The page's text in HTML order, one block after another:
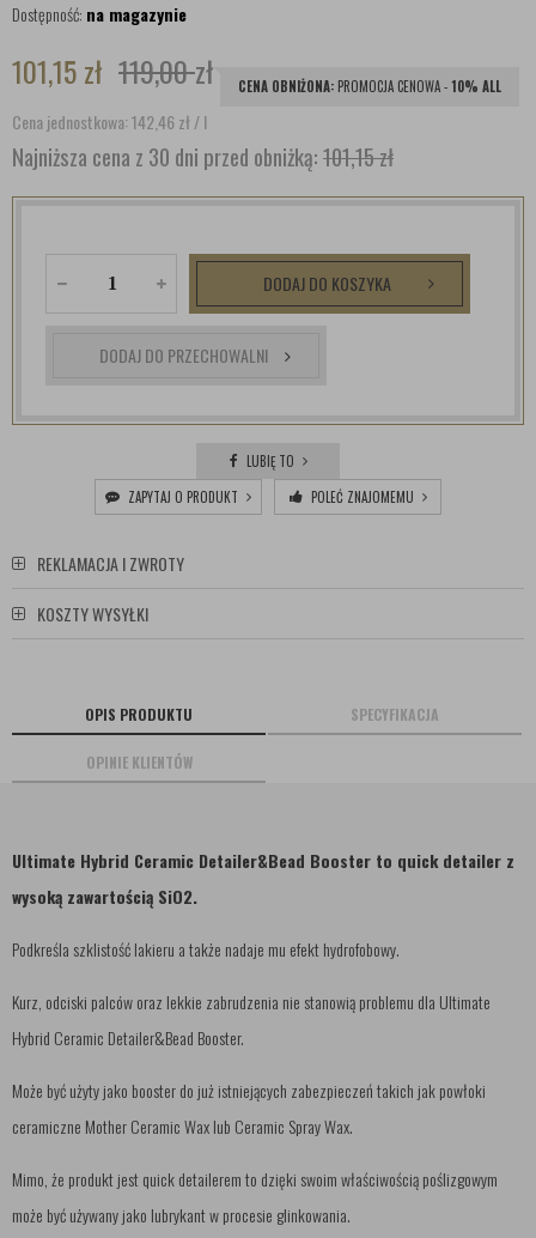
Dostępność: na magazynie
101,15zł 119,00zł CENA OBNIŻONA: PROMOCJA CENOWA -10% ALL
Cena jednostkowa: 142,46zł/ l
Najniższa cena z 30 dni przed obniżką:101,15 zł
DODAJ DO KOSZYKA
DODAJ DO PRZECHOWALNI
LUBIĘ TO
ZAPYTAJ O PRODUKT
POLEĆ ZNAJOMEMU
REKLAMACJA I ZWROTY
KOSZTY WYSYŁKI
OPIS PRODUKTU SPECYFIKACJA
OPINIE KLIENTÓW
Ultimate Hybrid Ceramic Detailer&Bead Booster to quick detailer z
wysoką zawartością SiO2.
Podkreśla szklistość lakieru a także nadaje mu efekt hydrofobowy.
Kurz, odciski palców oraz lekkie zabrudzenia nie stanowią problemu dla Ultimate
Hybrid Ceramic Detailer&Bead Booster.
Może być użyty jako booster do już istniejących zabezpieczeń takich jak powłoki
ceramiczne Mother Ceramic Wax lub Ceramic Spray Wax.
Mimo, że produkt jest quick detailerem to dzięki swoim właściwością poślizgowym
może być używany jako lubrykant w procesie glinkowania.